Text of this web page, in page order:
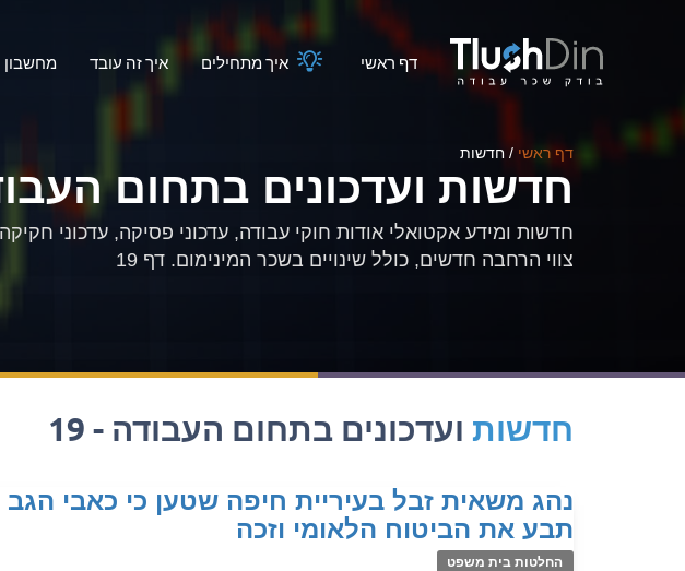
דף ראשי איך מתחילים איך זה עובד מחשבון
דף ראשי / חדשות
חדשות ועדכונים בתחום
חדשות ומידע אקטואלי אודות חוקי עבודה, עדכוני פסיקה, עדכוני
צווי הרחבה חדשים, כולל שינויים בשכר המינימום. דף 19
חדשות ועדכונים בתחום העבודה - 19
נהג משאית זבל בעיריית חיפה שטען כי כאבי
תבע את הביטוח הלאומי וזכה
החלטות בית משפט